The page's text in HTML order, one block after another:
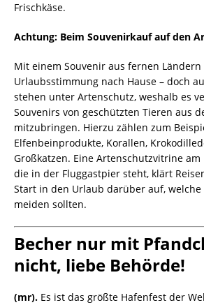
Frischkäse.
Achtung: Beim Souvenirkauf auf den
Mit einem Souvenir aus fernen
Urlaubsstimmung nach Hause – doch
stehen unter Artenschutz, weshalb es
Souvenirs von geschützten Tieren aus
mitzubringen. Hierzu zählen zum
Elfenbeinprodukte, Korallen,
Großkatzen. Eine Artenschutzvitrine
die in der Fluggastpier steht, klärt
Start in den Urlaub darüber auf, welche
meiden sollten.
Becher nur mit
nicht, liebe Behörde!
(mr). Es ist das größte Hafenfest der